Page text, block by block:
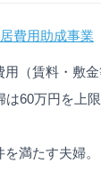
費用助成事業
（賃料・敷
は60万円を上
満たす夫婦。